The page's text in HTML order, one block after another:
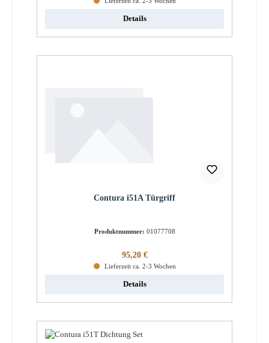
Details
Contura i51A Türgriff
Produktnummer: 01077708
Regulärer Preis:
95,20 €
Lieferzeit ca. 2-3 Wochen
Details